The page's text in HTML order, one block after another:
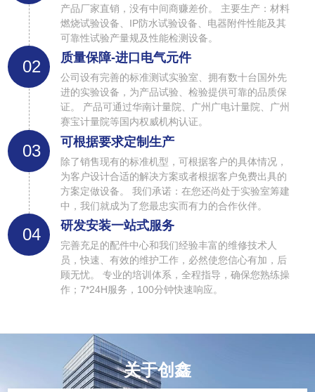
产品厂家直销，没有中间商赚差价。 主要生产：材料
燃烧试验设备、IP防水试验设备、电器附件性能及其
可靠性试验产量规及性能检测设备。
02 质量保障-进口电气元件
公司设有完善的标准测试实验室、拥有数十台国外先
进的实验设备，为产品试验、检验提供可靠的品质保
证。 产品可通过华南计量院、广州广电计量院、广州
赛宝计量院等国内权威机构认证。
03 可根据要求定制生产
除了销售现有的标准机型，可根据客户的具体情况，
为客户设计合适的解决方案或者根据客户免费出具的
方案定做设备。 我们承诺：在您还尚处于实验室筹建
中，我们就成为了您最忠实而有力的合作伙伴。
04 研发安装一站式服务
完善充足的配件中心和我们经验丰富的维修技术人
员，快速、有效的维护工作，必然使您信心有加，后
顾无忧。 专业的培训体系，全程指导，确保您熟练操
作；7*24H服务，100分钟快速响应。
关于创鑫